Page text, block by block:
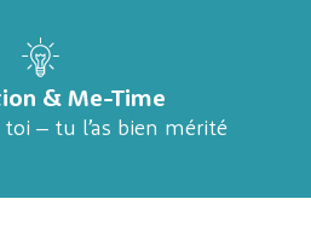
& Me-Time
– tu l’as bien mérité